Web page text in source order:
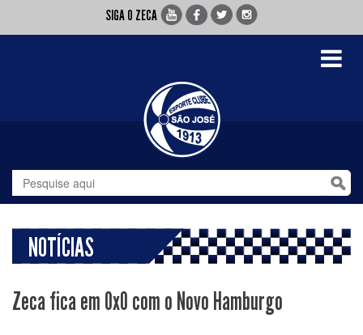
SIGA O ZECA
Toggle
NOTÍCIAS
Zeca fica em 0x0 com o Novo Hamburgo